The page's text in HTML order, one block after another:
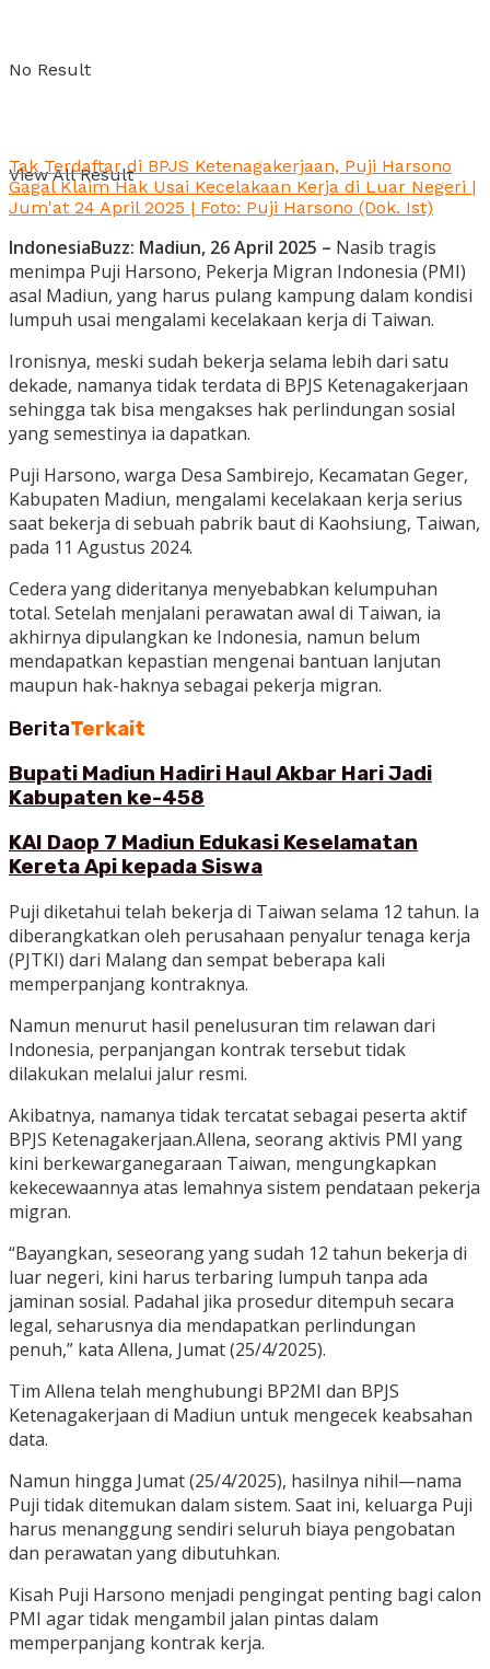
No Result
View All Result
Tak Terdaftar di BPJS Ketenagakerjaan, Puji Harsono
Gagal Klaim Hak Usai Kecelakaan Kerja di Luar Negeri |
Jum'at 24 April 2025 | Foto: Puji Harsono (Dok. Ist)
IndonesiaBuzz: Madiun, 26 April 2025 – Nasib tragis
menimpa Puji Harsono, Pekerja Migran Indonesia (PMI)
asal Madiun, yang harus pulang kampung dalam kondisi
lumpuh usai mengalami kecelakaan kerja di Taiwan.
Ironisnya, meski sudah bekerja selama lebih dari satu
dekade, namanya tidak terdata di BPJS Ketenagakerjaan
sehingga tak bisa mengakses hak perlindungan sosial
yang semestinya ia dapatkan.
Puji Harsono, warga Desa Sambirejo, Kecamatan Geger,
Kabupaten Madiun, mengalami kecelakaan kerja serius
saat bekerja di sebuah pabrik baut di Kaohsiung, Taiwan,
pada 11 Agustus 2024.
Cedera yang dideritanya menyebabkan kelumpuhan
total. Setelah menjalani perawatan awal di Taiwan, ia
akhirnya dipulangkan ke Indonesia, namun belum
mendapatkan kepastian mengenai bantuan lanjutan
maupun hak-haknya sebagai pekerja migran.
BeritaTerkait
Bupati Madiun Hadiri Haul Akbar Hari Jadi
Kabupaten ke-458
KAI Daop 7 Madiun Edukasi Keselamatan
Kereta Api kepada Siswa
Puji diketahui telah bekerja di Taiwan selama 12 tahun. Ia
diberangkatkan oleh perusahaan penyalur tenaga kerja
(PJTKI) dari Malang dan sempat beberapa kali
memperpanjang kontraknya.
Namun menurut hasil penelusuran tim relawan dari
Indonesia, perpanjangan kontrak tersebut tidak
dilakukan melalui jalur resmi.
Akibatnya, namanya tidak tercatat sebagai peserta aktif
BPJS Ketenagakerjaan.Allena, seorang aktivis PMI yang
kini berkewarganegaraan Taiwan, mengungkapkan
kekecewaannya atas lemahnya sistem pendataan pekerja
migran.
“Bayangkan, seseorang yang sudah 12 tahun bekerja di
luar negeri, kini harus terbaring lumpuh tanpa ada
jaminan sosial. Padahal jika prosedur ditempuh secara
legal, seharusnya dia mendapatkan perlindungan
penuh,” kata Allena, Jumat (25/4/2025).
Tim Allena telah menghubungi BP2MI dan BPJS
Ketenagakerjaan di Madiun untuk mengecek keabsahan
data.
Namun hingga Jumat (25/4/2025), hasilnya nihil—nama
Puji tidak ditemukan dalam sistem. Saat ini, keluarga Puji
harus menanggung sendiri seluruh biaya pengobatan
dan perawatan yang dibutuhkan.
Kisah Puji Harsono menjadi pengingat penting bagi calon
PMI agar tidak mengambil jalan pintas dalam
memperpanjang kontrak kerja.